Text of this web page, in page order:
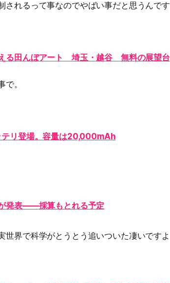
されるって事なのでやばい事だと思うんです
る田んぼアート 埼玉・越谷 無料の展望台
。
テリ登場。容量は20,000mAh
発表――採算もとれる予定
界で科学がとうとう追いついた凄いですよ